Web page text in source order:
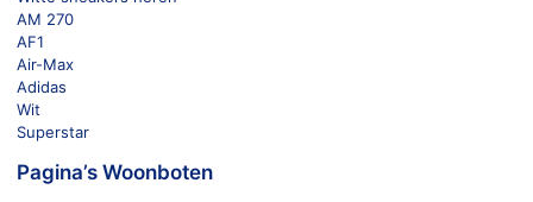
AM 270
AF1
Air-Max
Adidas
Wit
Superstar
Pagina’s Woonboten